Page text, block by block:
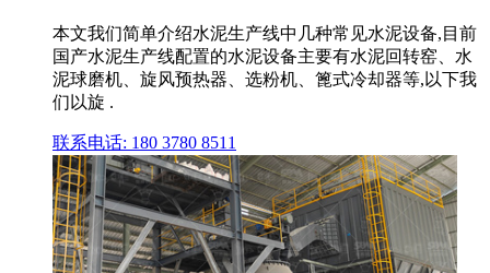
本文我们简单介绍水泥生产线中几种常见水泥设备,目前
国产水泥生产线配置的水泥设备主要有水泥回转窑、水
泥球磨机、旋风预热器、选粉机、篦式冷却器等,以下我
们以旋 .
联系电话: 180 3780 8511